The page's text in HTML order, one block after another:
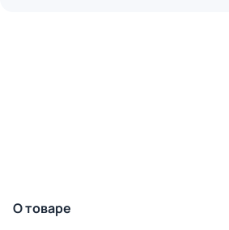
О товаре